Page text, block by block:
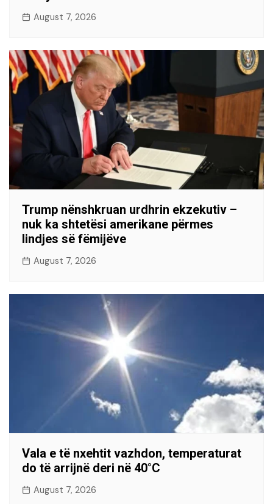
August 7, 2026
Trump nënshkruan urdhrin ekzekutiv –
nuk ka shtetësi amerikane përmes
lindjes së fëmijëve
August 7, 2026
Vala e të nxehtit vazhdon, temperaturat
do të arrijnë deri në 40°C
August 7, 2026